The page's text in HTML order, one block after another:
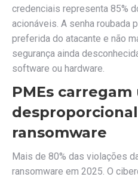
credenciais representa 85%
acionáveis. A senha roubada
preferida do atacante e não
segurança ainda
software ou hardware.
PMEs carregam
ransomware
Mais de 80% das violações
ransomware em 2025. O